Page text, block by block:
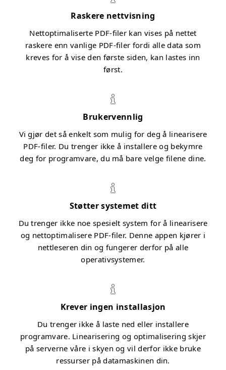
Raskere nettvisning
Nettoptimaliserte PDF-filer kan vises på nettet
raskere enn vanlige PDF-filer fordi alle data som
kreves for å vise den første siden, kan lastes inn
først.
Brukervennlig
Vi gjør det så enkelt som mulig for deg å linearisere
PDF-filer. Du trenger ikke å installere og bekymre
deg for programvare, du må bare velge filene dine.
Støtter systemet ditt
Du trenger ikke noe spesielt system for å linearisere
og nettoptimalisere PDF-filer. Denne appen kjører i
nettleseren din og fungerer derfor på alle
operativsystemer.
Krever ingen installasjon
Du trenger ikke å laste ned eller installere
programvare. Linearisering og optimalisering skjer
på serverne våre i skyen og vil derfor ikke bruke
ressurser på datamaskinen din.